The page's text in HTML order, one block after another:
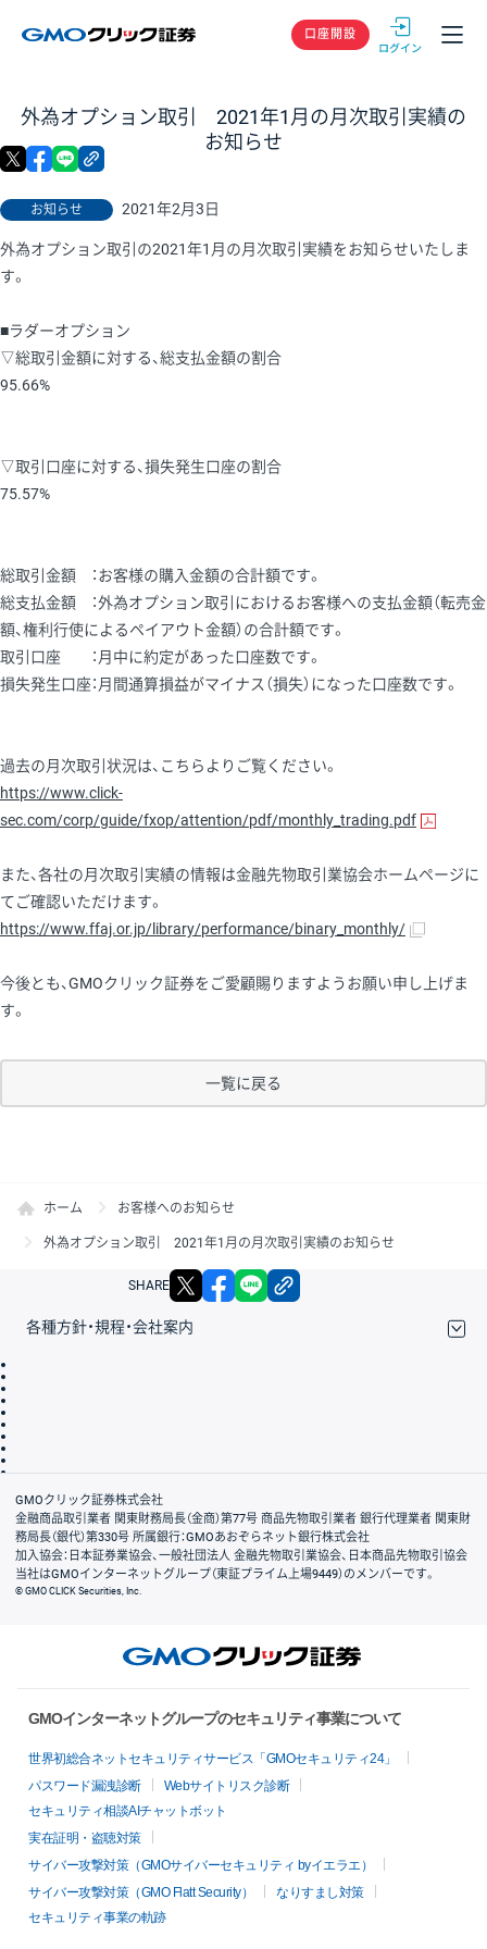
GMOクリック
口座開設
外為オプション取引 2021年1月の月次取引実績の
お知らせ
お知らせ 2021年2月3日
X facebook
外為オプション取引の2021年1月の月次取引実績をお知らせいたしま
す。
■ラダーオプション
▽総取引金額に対する、総支払金額の割合
95.66%
▽取引口座に対する、損失発生口座の割合
75.57%
総取引金額 ：お客様の購入金額の合計額です。
総支払金額 ：外為オプション取引におけるお客様への支払金額（転売金
額、権利行使によるペイアウト金額）の合計額です。
取引口座 ：月中に約定があった口座数です。
損失発生口座：月間通算損益がマイナス（損失）になった口座数です。
過去の月次取引状況は、こちらよりご覧ください。
https://www.click-
sec.com/corp/guide/fxop/attention/pdf/monthly_trading.pdf
また、各社の月次取引実績の情報は金融先物取引業協会ホームページに
てご確認いただけます。
https://www.ffaj.or.jp/library/performance/binary_monthly/
今後とも、GMOクリック証券をご愛顧賜りますようお願い申し上げま
す。
一覧に戻る
ホーム お客様へのお知らせ
外為オプション取引 2021年1月の月次取引実績のお知らせ
SHARE X facebook
各種方針・規程・会社案内
会社案内
GMOクリック証券株式会社
金融商品取引業者 関東財務局長（金商）第77号 商品先物取引業者 銀行代理業者 関東財
務局長（銀代）第330号 所属銀行：GMOあおぞらネット銀行株式会社
加入協会：日本証券業協会、一般社団法人 金融先物取引業協会、日本商品先物取引協会
当社はGMOインターネットグループ（東証プライム上場9449）のメンバーです。
© GMO CLICK Securities, Inc.
GMOインターネットグループのセキュリティ事業について
世界初総合ネットセキュリティサービス「GMOセキュリティ24」
パスワード漏洩診断
Webサイトリスク診断
セキュリティ相談AIチャットボット
実在証明・盗聴対策
サイバー攻撃対策（GMOサイバーセキュリティ byイエラエ）
サイバー攻撃対策（GMO Flatt Security）
なりすまし対策
セキュリティ事業の軌跡